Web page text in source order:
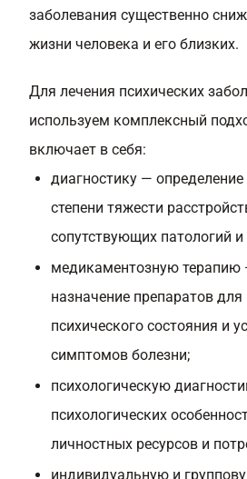
заболевания существенно
жизни человека и его близких.
Для лечения психических
используем комплексный
включает в себя:
диагностику — определение
степени тяжести
сопутствующих патологий
медикаментозную терапию
назначение препаратов для
психического состояния и
симптомов болезни;
психологическую
психологических
личностных ресурсов и
индивидуальную и